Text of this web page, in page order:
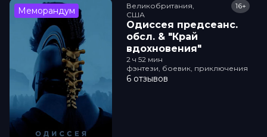
Меморандум
Великобритания,
США
Одиссея прeдсeанc.
обсл. & "Край
вдохновения"
16+
2 ч 52 мин
фэнтези, боевик, приключения
6 отзывов